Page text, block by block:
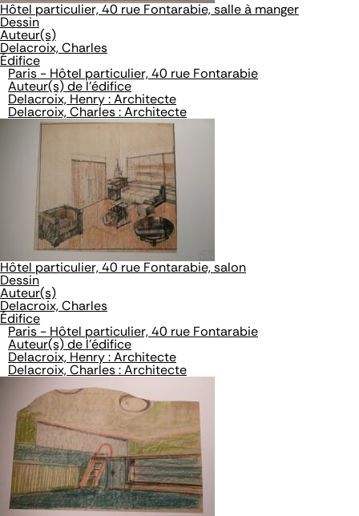
Hôtel particulier, 40 rue Fontarabie, salle à manger
Dessin
Auteur(s)
Delacroix, Charles
Édifice
Paris - Hôtel particulier, 40 rue Fontarabie
Auteur(s) de l'édifice
Delacroix, Henry : Architecte
Delacroix, Charles : Architecte
Hôtel particulier, 40 rue Fontarabie, salon
Dessin
Auteur(s)
Delacroix, Charles
Édifice
Paris - Hôtel particulier, 40 rue Fontarabie
Auteur(s) de l'édifice
Delacroix, Henry : Architecte
Delacroix, Charles : Architecte